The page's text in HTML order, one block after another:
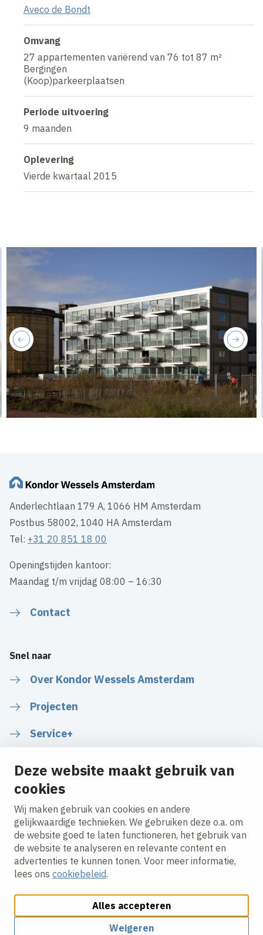
Deze website maakt gebruik van
cookies
Wij maken gebruik van cookies en andere
gelijkwaardige technieken. We gebruiken deze o.a. om
de website goed te laten functioneren, het gebruik van
de website te analyseren en relevante content en
advertenties te kunnen tonen. Voor meer informatie,
lees ons cookiebeleid.
Alles accepteren
Weigeren
Aveco de Bondt
Omvang
27 appartementen variërend van 76 tot 87 m²
Bergingen
(Koop)parkeerplaatsen
Periode uitvoering
9 maanden
Oplevering
Vierde kwartaal 2015
next
previous
Anderlechtlaan 179 A, 1066 HM Amsterdam
Postbus 58002, 1040 HA Amsterdam
Tel: +31 20 851 18 00
Openingstijden kantoor:
Maandag t/m vrijdag 08:00 – 16:30
Contact
Snel naar
Over Kondor Wessels Amsterdam
Projecten
Service+
LinkedInInstagram
Cookies aanpassenCookie beleidPrivacy policy
Algemene inkoopvoorwaarden